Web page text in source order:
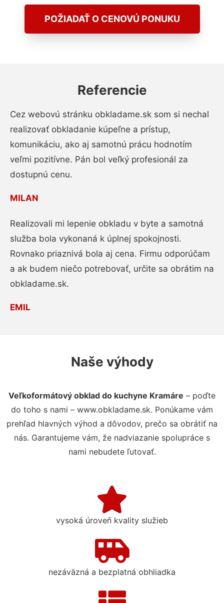
POŽIADAŤ O CENOVÚ PONUKU
Referencie
Cez webovú stránku obkladame.sk som si nechal
realizovať obkladanie kúpeľne a prístup,
komunikáciu, ako aj samotnú prácu hodnotím
veľmi pozitívne. Pán bol veľký profesionál za
dostupnú cenu.
MILAN
Realizovali mi lepenie obkladu v byte a samotná
služba bola vykonaná k úplnej spokojnosti.
Rovnako priaznivá bola aj cena. Firmu odporúčam
a ak budem niečo potrebovať, určite sa obrátim na
obkladame.sk.
EMIL
Naše výhody
Veľkoformátový obklad do kuchyne Kramáre – poďte
do toho s nami – www.obkladame.sk. Ponúkame vám
prehľad hlavných výhod a dôvodov, prečo sa obrátiť na
nás. Garantujeme vám, že nadviazanie spolupráce s
nami nebudete ľutovať.
vysoká úroveň kvality služieb
nezáväzná a bezplatná obhliadka